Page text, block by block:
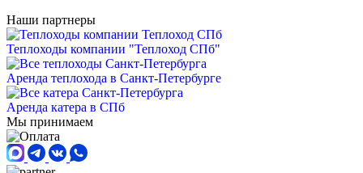
Наши партнеры
Теплоходы компании "Теплоход СПб"
Аренда теплохода в Санкт-Петербурге
Аренда катера в СПб
Мы принимаем